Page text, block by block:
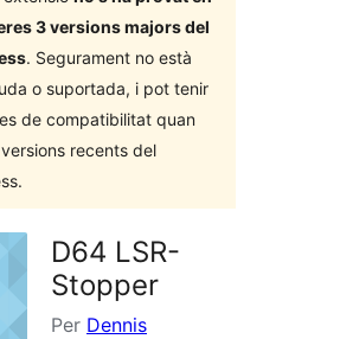
3 versions majors del
. Segurament no està
o suportada, i pot tenir
de compatibilitat quan
versions recents del
D64 LSR-
Stopper
Per Dennis